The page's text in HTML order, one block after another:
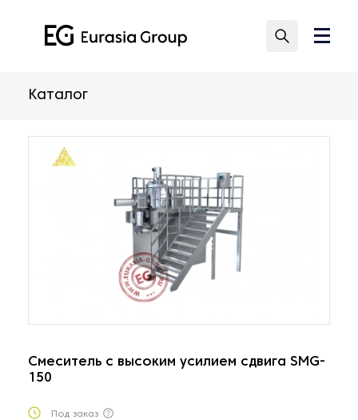
Каталог
Смеситель с высоким усилием сдвига SMG-
150
Под заказ